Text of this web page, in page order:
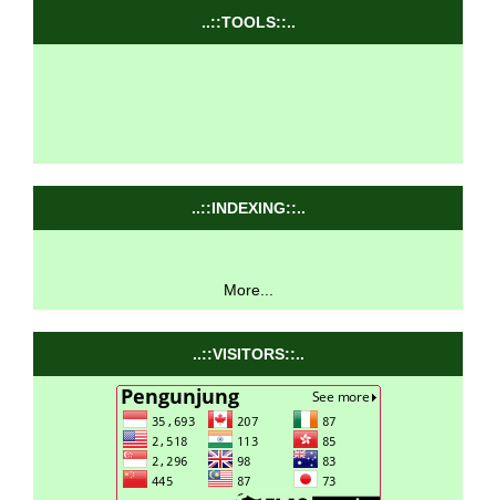
..::TOOLS::..
..::INDEXING::..
More...
..::VISITORS::..